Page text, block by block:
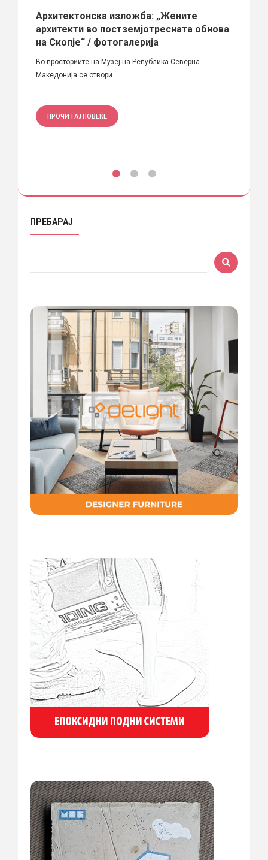
Архитектонска изложба: „Жените
архитекти во постземјотресната обнова
на Скопје“ / фотогалерија
Во просториите на Музеј на Република Северна
Македонија се отвори...
ПРОЧИТАЈ ПОВЕЌЕ
ПРЕБАРАЈ